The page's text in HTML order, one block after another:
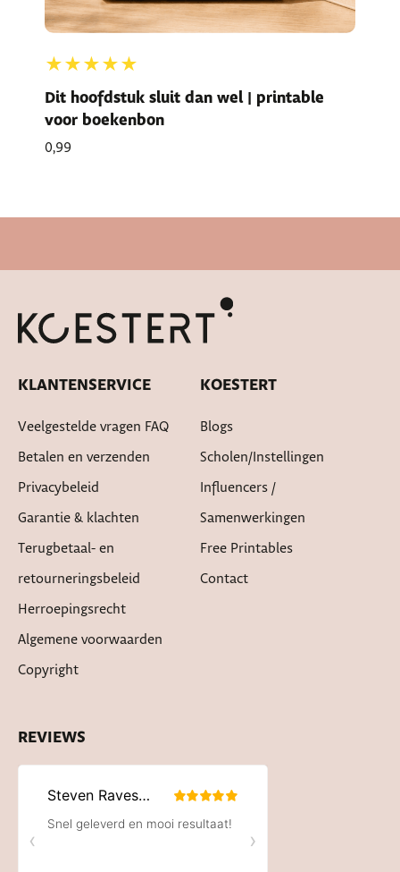
★★★★★
Dit hoofdstuk sluit dan wel | printable
voor boekenbon
0,99
KLANTENSERVICE
Veelgestelde vragen FAQ
Betalen en verzenden
Privacybeleid
Garantie & klachten
Terugbetaal- en
retourneringsbeleid
Herroepingsrecht
Algemene voorwaarden
Copyright
KOESTERT
Blogs
Scholen/instellingen
Influencers /
Samenwerkingen
Free Printables
Contact
REVIEWS